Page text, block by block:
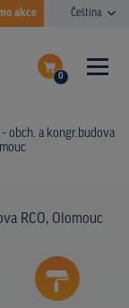
akce Čeština
0
- obch. a kongr.budova
RCO, Olomouc